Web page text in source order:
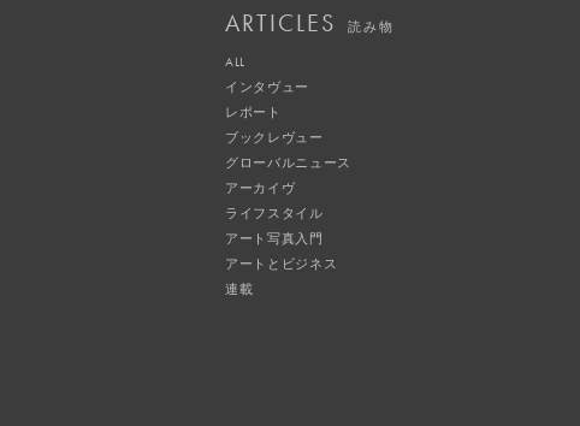
ARTICLES 読み物
ALL
インタヴュー
レポート
ブックレヴュー
グローバルニュース
アーカイヴ
ライフスタイル
アート写真入門
アートとビジネス
連載